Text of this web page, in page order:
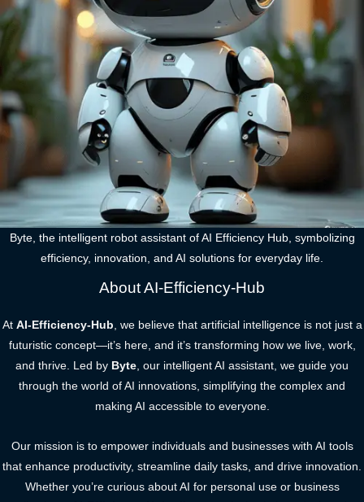
Byte, the intelligent robot assistant of AI Efficiency Hub, symbolizing
efficiency, innovation, and AI solutions for everyday life.
About AI-Efficiency-Hub
At AI-Efficiency-Hub, we believe that artificial intelligence is not just a
futuristic concept—it’s here, and it’s transforming how we live, work,
and thrive. Led by Byte, our intelligent AI assistant, we guide you
through the world of AI innovations, simplifying the complex and
making AI accessible to everyone.
Our mission is to empower individuals and businesses with AI tools
that enhance productivity, streamline daily tasks, and drive innovation.
Whether you’re curious about AI for personal use or business